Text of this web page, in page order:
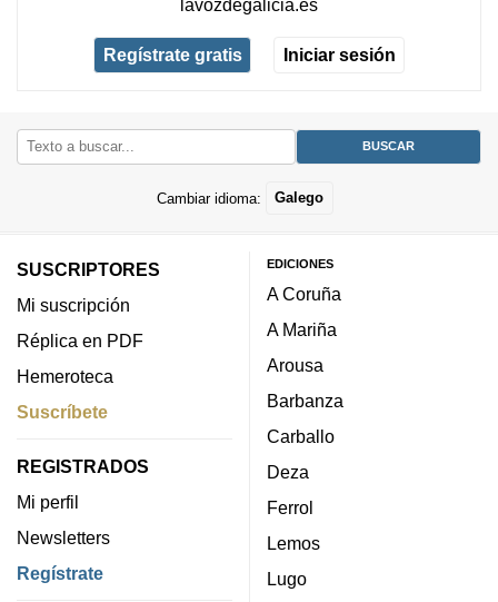
lavozdegalicia.es
Regístrate gratis Iniciar sesión
Cambiar idioma: Galego
SUSCRIPTORES
Mi suscripción
Réplica en PDF
Hemeroteca
Suscríbete
REGISTRADOS
Mi perfil
Newsletters
Regístrate
EDICIONES
A Coruña
A Mariña
Arousa
Barbanza
Carballo
Deza
Ferrol
Lemos
Lugo